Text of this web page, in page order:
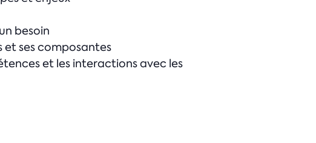
besoin
et ses composantes
et les interactions avec les